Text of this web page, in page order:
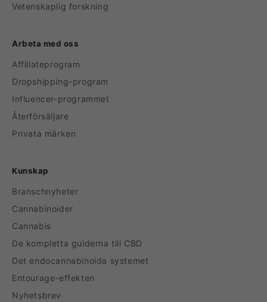
Vetenskaplig forskning
Arbeta med oss
Affiliateprogram
Dropshipping-program
Influencer-programmet
Återförsäljare
Privata märken
Kunskap
Branschnyheter
Cannabinoider
Cannabis
De kompletta guiderna till CBD
Det endocannabinoida systemet
Entourage-effekten
Nyhetsbrev